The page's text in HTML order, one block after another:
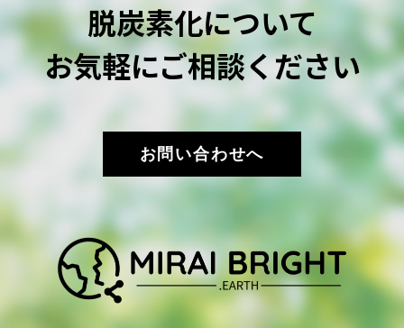
脱炭素化について
お気軽にご相談ください
お問い合わせへ